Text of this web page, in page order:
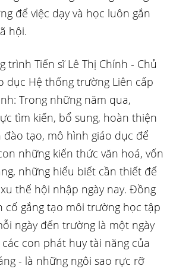
để việc dạy và học luôn gắn
hội.
trình Tiến sĩ Lê Thị Chính - Chủ
dục Hệ thống trường Liên cấp
Trong những năm qua,
tìm kiến, bổ sung, hoàn thiện
tạo, mô hình giáo dục để
những kiến thức văn hoá, vốn
những hiểu biết cần thiết để
thế hội nhập ngày nay. Đồng
cố gắng tạo môi trường học tập
ngày đến trường là một ngày
con phát huy tài năng của
- là những ngôi sao rực rỡ